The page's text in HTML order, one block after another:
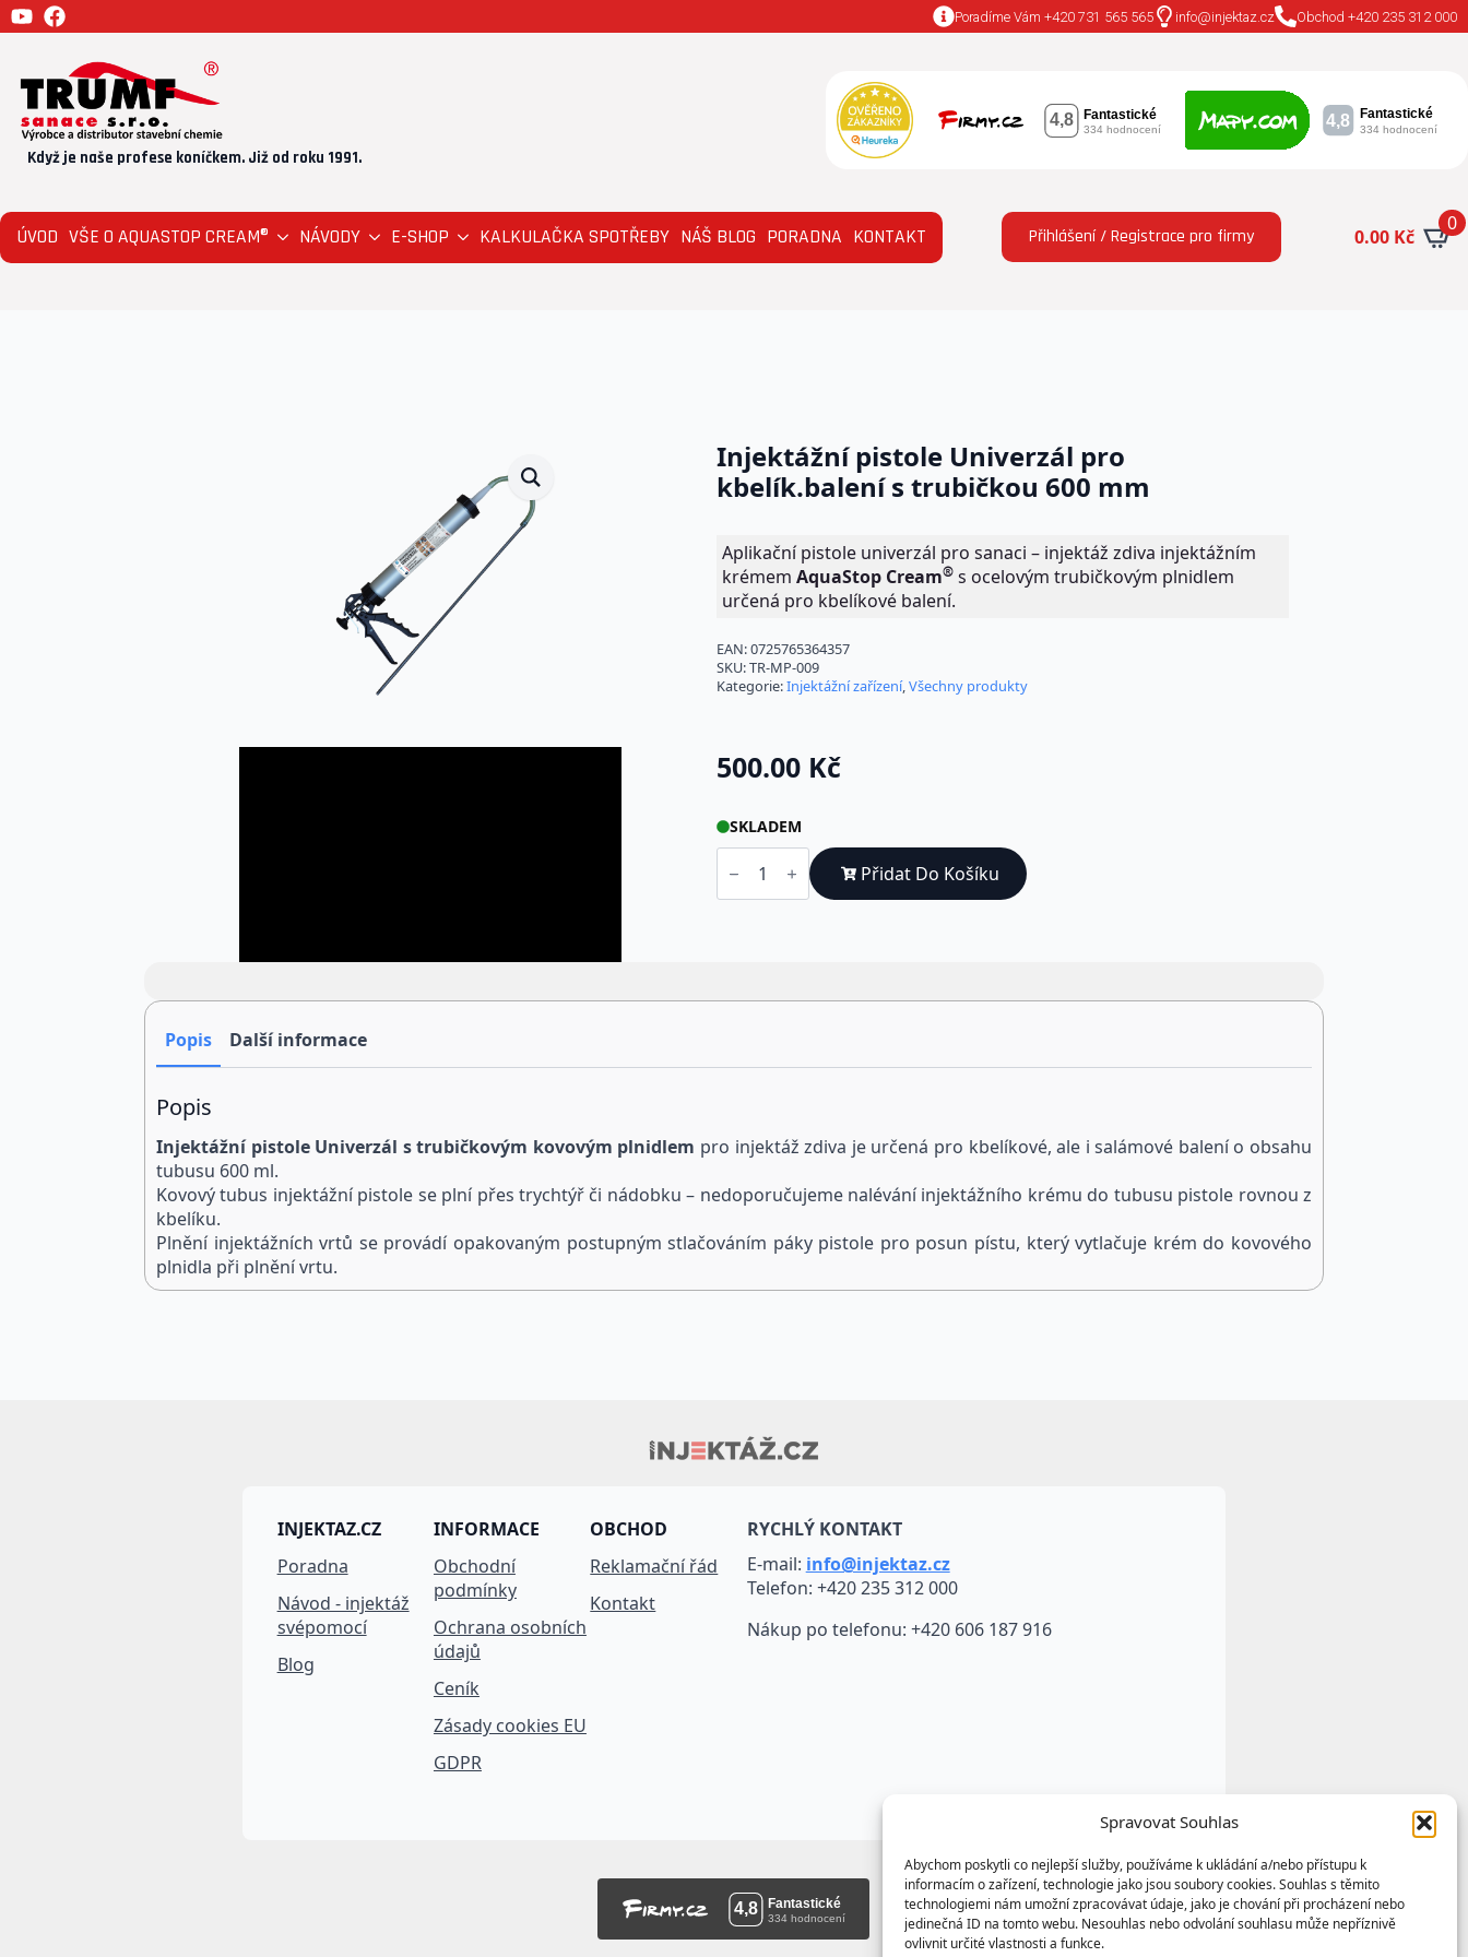
Spravovat Souhlas
Abychom poskytli co nejlepší služby, používáme k ukládání a/nebo přístupu k
informacím o zařízení, technologie jako jsou soubory cookies. Souhlas s těmito
technologiemi nám umožní zpracovávat údaje, jako je chování při procházení nebo
jedinečná ID na tomto webu. Nesouhlas nebo odvolání souhlasu může nepříznivě
ovlivnit určité vlastnosti a funkce.
Poradíme Vám +420 731 565 565 info@injektaz.cz Obchod +420 235 312 000
Když je naše profese koníčkem. Již od roku 1991.
ÚVOD VŠE O AQUASTOP CREAM® NÁVODY E-SHOP KALKULAČKA SPOTŘEBY NÁŠ BLOG PORADNA KONTAKT Přihlášení / Registrace pro firmy 0.00 Kč
0
Injektážní pistole Univerzál pro
kbelík.balení s trubičkou 600 mm
Aplikační pistole univerzál pro sanaci – injektáž zdiva injektážním
krémem AquaStop Cream® s ocelovým trubičkovým plnidlem
určená pro kbelíkové balení.
EAN:0725765364357
SKU:TR-MP-009
Kategorie:Injektážní zařízení,Všechny produkty
500.00 Kč
SKLADEM
Injektážní
pistole
pro
mm
Přidat Do Košíku
Popis Další informace
Popis
Injektážní pistole Univerzál s trubičkovým kovovým plnidlem pro injektáž zdiva je určená pro kbelíkové, ale i salámové balení o obsahu
tubusu 600 ml.
Kovový tubus injektážní pistole se plní přes trychtýř či nádobku – nedoporučujeme nalévání injektážního krému do tubusu pistole rovnou z
kbelíku.
Plnění injektážních vrtů se provádí opakovaným postupným stlačováním páky pistole pro posun pístu, který vytlačuje krém do kovového
plnidla při plnění vrtu.
INJEKTAZ.CZ
Poradna
Návod - injektáž
svépomocí
Blog
INFORMACE
Obchodní
podmínky
Ochrana osobních
údajů
Ceník
Zásady cookies EU
GDPR
OBCHOD
Reklamační řád
Kontakt
RYCHLÝ KONTAKT
E-mail: info@injektaz.cz
Telefon: +420 235 312 000
Nákup po telefonu: +420 606 187 916